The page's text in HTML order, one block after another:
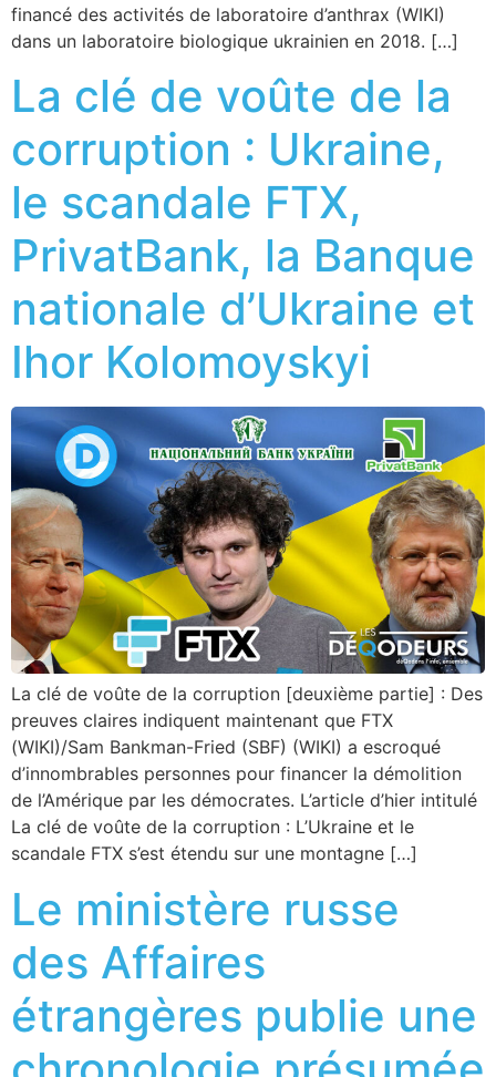
financé des activités de laboratoire d’anthrax (WIKI)
dans un laboratoire biologique ukrainien en 2018. […]
La clé de voûte de la
corruption : Ukraine,
le scandale FTX,
PrivatBank, la Banque
nationale d’Ukraine et
Ihor Kolomoyskyi
La clé de voûte de la corruption [deuxième partie] : Des
preuves claires indiquent maintenant que FTX
(WIKI)/Sam Bankman-Fried (SBF) (WIKI) a escroqué
d’innombrables personnes pour financer la démolition
de l’Amérique par les démocrates. L’article d’hier intitulé
La clé de voûte de la corruption : L’Ukraine et le
scandale FTX s’est étendu sur une montagne […]
Le ministère russe
des Affaires
étrangères publie une